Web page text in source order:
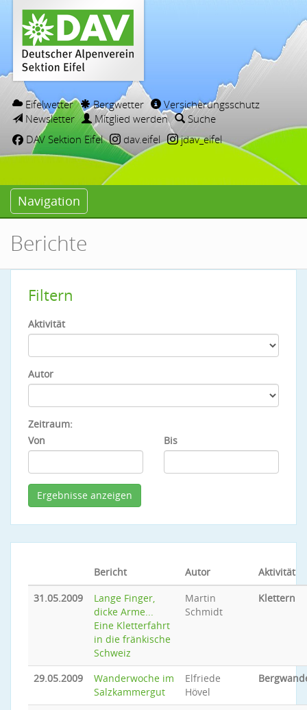
Eifelwetter Bergwetter
Versicherungsschutz
Newsletter
Mitglied werden
Suche
DAV Sektion Eifel
dav.eifel jdav_eifel
Navigation
Berichte
Filtern
Aktivität
Autor
Zeitraum:
Von
Bis
Bericht Autor
Aktivität
31.05.2009
Lange Finger,
dicke Arme...
Eine Kletterfahrt
in die fränkische
Schweiz
Martin
Schmidt
Klettern
29.05.2009
Wanderwoche im
Salzkammergut
Elfriede
Hövel